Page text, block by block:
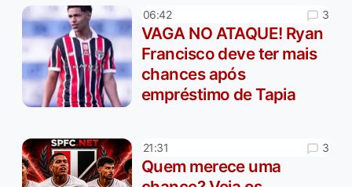
06:42 3
VAGA NO ATAQUE! Ryan
Francisco deve ter mais
chances após
empréstimo de Tapia
21:31 3
Quem merece uma